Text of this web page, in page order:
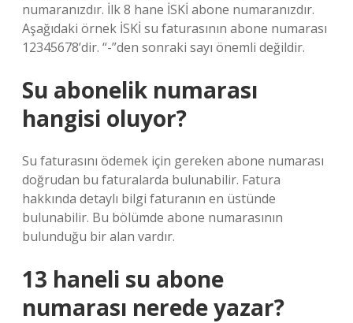
numaranızdır. İlk 8 hane İSKİ abone numaranızdır.
Aşağıdaki örnek İSKİ su faturasının abone numarası
12345678’dir. “-”den sonraki sayı önemli değildir.
Su abonelik numarası
hangisi oluyor?
Su faturasını ödemek için gereken abone numarası
doğrudan bu faturalarda bulunabilir. Fatura
hakkında detaylı bilgi faturanın en üstünde
bulunabilir. Bu bölümde abone numarasının
bulunduğu bir alan vardır.
13 haneli su abone
numarası nerede yazar?